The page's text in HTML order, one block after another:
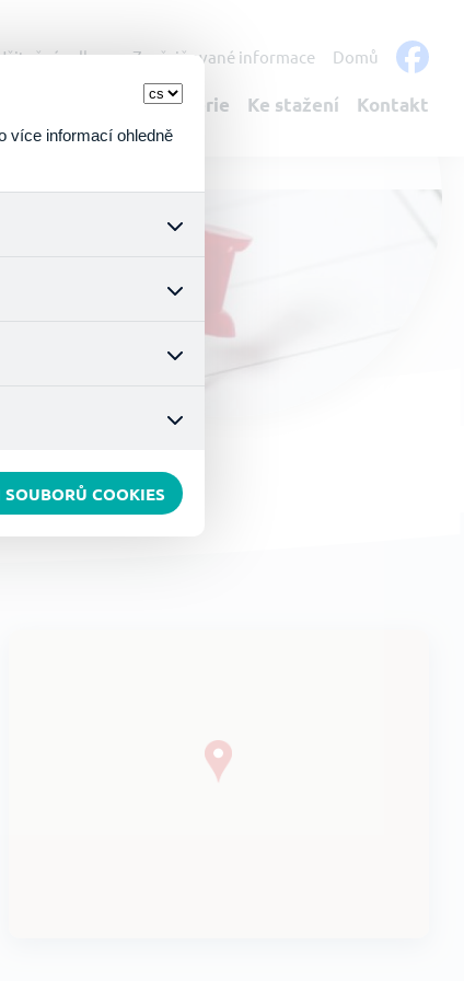
odkazy Zveřejňované informace Domů
Fotogalerie Ke stažení Kontakt
více informací ohledně
s uživáním cookies.
nedokážeme zjistit
se nevhodným
COOKIES